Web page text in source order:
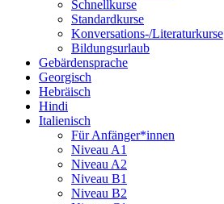
Schnellkurse
Standardkurse
Konversations-/Literaturkurse
Bildungsurlaub
Gebärdensprache
Georgisch
Hebräisch
Hindi
Italienisch
Für Anfänger*innen
Niveau A1
Niveau A2
Niveau B1
Niveau B2